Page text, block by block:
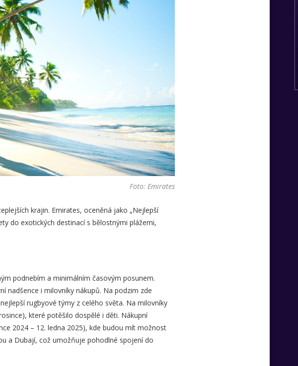
Foto: Emirates
krajin. Emirates, oceněná jako „Nejlepší
do exotických destinací s bělostnými plážemi,
podnebím a minimálním časovým posunem.
nadšence i milovníky nákupů. Na podzim zde
rugbyové týmy z celého světa. Na milovníky
které potěšilo dospělé i děti. Nákupní
2024 – 12. ledna 2025), kde budou mít možnost
a Dubají, což umožňuje pohodlné spojení do